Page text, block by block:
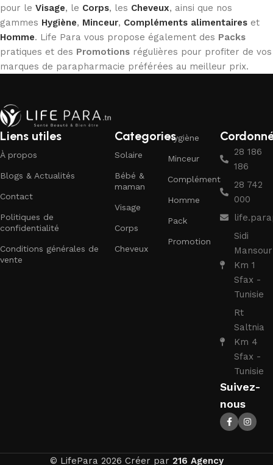
pour le Visage, le Corps, les Cheveux, ainsi que nos
gammes Hygiène, Minceur, Compléments alimentaires et
Homme. Life Para vous propose également des Packs
pratiques et des Promotions régulières pour profiter de vos
marques de parapharmacie préférées au meilleur prix.
Liens utiles
À propos
Blogs & Actualités
Contact
Politiques de
confidentialité
Conditions générales de
vente
Categories
Solaire
Bébé &
maman
Visage
Corps
Cheveux
Hygiène
Minceur
Complément
Homme
Pack
Promotion
28 186
186
28 742
000
Sidi
Mansour
Km 1
Sfax -
Tunisie
Rt
Saltnia
Km 4
Sfax -
Tunisie
Suivez-
nous
© LifePara 2026 Créer par 216 Agency
Dermagor